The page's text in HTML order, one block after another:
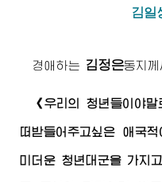
김일
경애하는 김정은동지께
《우리의 청년들이야
떠받들어주고싶은 애국
미더운 청년대군을 가지